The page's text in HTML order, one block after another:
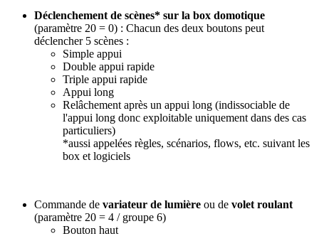
Déclenchement de scènes* sur la box domotique
(paramètre 20 = 0) : Chacun des deux boutons peut
déclencher 5 scènes :
Simple appui
Double appui rapide
Triple appui rapide
Appui long
Relâchement après un appui long (indissociable de
l'appui long donc exploitable uniquement dans des cas
particuliers)
*aussi appelées règles, scénarios, flows, etc. suivant les
box et logiciels
Commande de variateur de lumière ou de volet roulant
(paramètre 20 = 4 / groupe 6)
Bouton haut